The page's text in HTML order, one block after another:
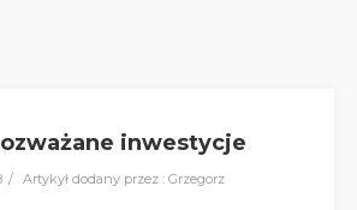
inwestycje
Artykył dodany przez : Grzegorz